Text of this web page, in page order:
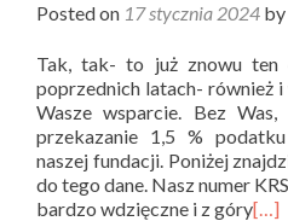
Posted on 17 stycznia 2024 by
Tak, tak- to już znowu ten
poprzednich latach- również
Wasze wsparcie. Bez
przekazanie 1,5 %
naszej fundacji. Poniżej
do tego dane. Nasz numer
bardzo wdzięczne i z góry[…]